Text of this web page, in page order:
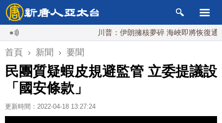
川普：伊朗擁核夢碎 海峽即將恢復通航
首頁 › 新聞 › 要聞
民團質疑蝦皮規避監管 立委提議設
「國安條款」
更新時間：2022-04-18 13:27:24